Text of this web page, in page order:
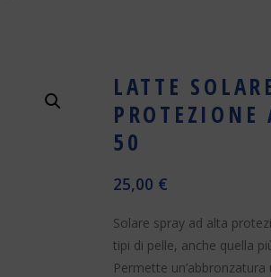
LATTE
PROTEZIONE
50
25,00 €
Solare spray ad alta
tipi di pelle, anche quella
Permette